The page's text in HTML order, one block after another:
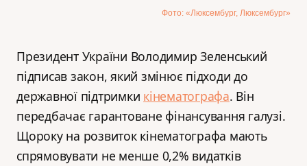
Фото: «Люксембург, Люксембург»
Президент України Володимир Зеленський
підписав закон, який змінює підходи до
державної підтримки кінематографа. Він
передбачає гарантоване фінансування галузі.
Щороку на розвиток кінематографа мають
спрямовувати не менше 0,2% видатків